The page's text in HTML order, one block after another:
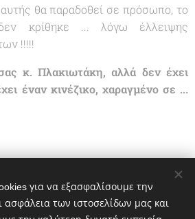
θα παραδοθεί σε πρόσωπο, το
κρίθηκε ... λόγω έλλειψης
!!!!!
κ. Πλακιωτάκη, αλλά δεν έχει
έναν κινέζικο, χαραγμένο σε ...
για να εξασφαλίσουμε την
ασφάλεια των ιστοσελίδων μας και